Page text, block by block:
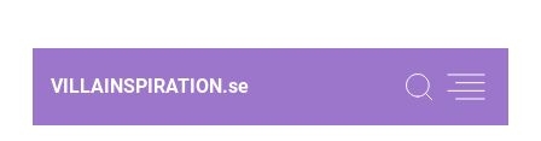
VILLAINSPIRATION.se